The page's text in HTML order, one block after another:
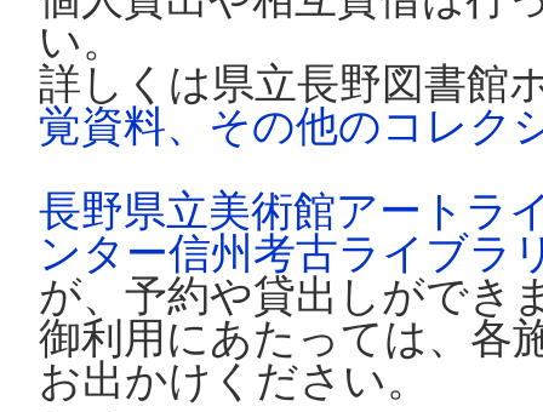
い。
詳しくは県立長野図書館
覚資料、その他のコレク
長野県立美術館アートラ
ンター信州考古ライブラ
が、予約や貸出しができ
御利用にあたっては、各
お出かけください。